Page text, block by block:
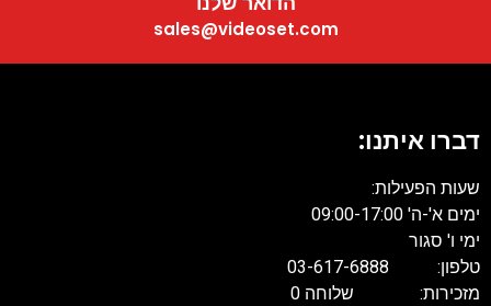
sales@videoset.com
דברו איתנו:
שעות הפעילות:
ימים א'-ה' 09:00-17:00
ימי ו' סגור
טלפון: 03-617-6888
מזכירות: שלוחה 0